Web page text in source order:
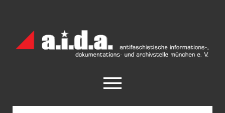
Archiv
München
open
menu
facebook
rss info@aida-archiv.de